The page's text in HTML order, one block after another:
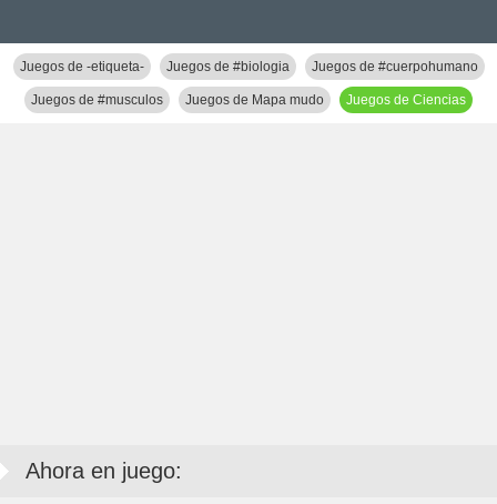
Juegos de -etiqueta- Juegos de #biologia Juegos de #cuerpohumano
Juegos de #musculos Juegos de Mapa mudo Juegos de Ciencias
Ahora en juego: